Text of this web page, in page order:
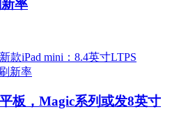
率
板，Magic系列或发8英寸